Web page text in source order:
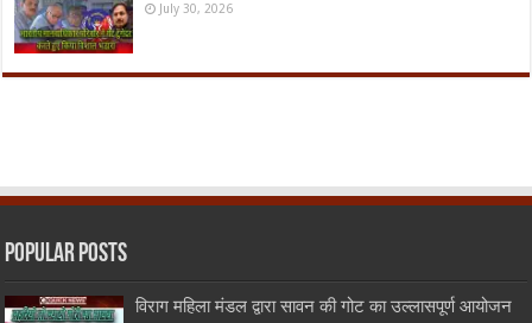
July 30, 2026
Popular Posts
विराग महिला मंडल द्वारा सावन की गोट का उल्लासपूर्ण आयोजन